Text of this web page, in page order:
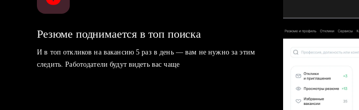
Резюме поднимается в топ поиска
И в топ откликов на вакансию 5 раз в день — вам не нужно за этим
следить. Работодатели будут видеть вас чаще